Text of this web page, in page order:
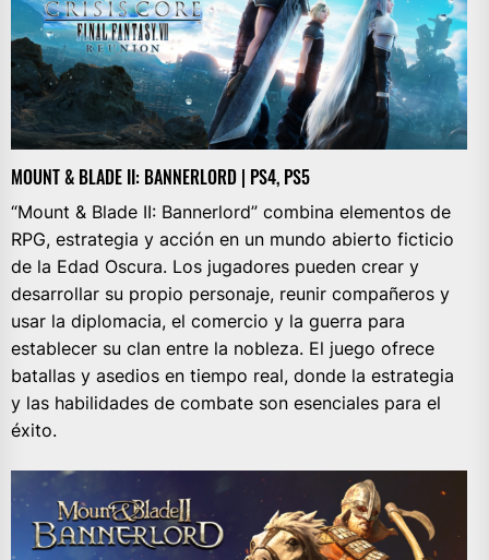
MOUNT & BLADE II: BANNERLORD | PS4, PS5
“Mount & Blade II: Bannerlord” combina elementos de
RPG, estrategia y acción en un mundo abierto ficticio
de la Edad Oscura. Los jugadores pueden crear y
desarrollar su propio personaje, reunir compañeros y
usar la diplomacia, el comercio y la guerra para
establecer su clan entre la nobleza. El juego ofrece
batallas y asedios en tiempo real, donde la estrategia
y las habilidades de combate son esenciales para el
éxito.